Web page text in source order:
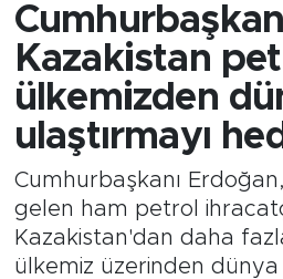
Kazakistan
ülkemizden
ulaştırmayı
Cumhurbaşkanı
gelen ham petrol
Kazakistan'dan daha
ülkemiz üzerinden dünya